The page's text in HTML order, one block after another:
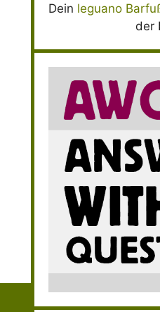
Dein leguano
der